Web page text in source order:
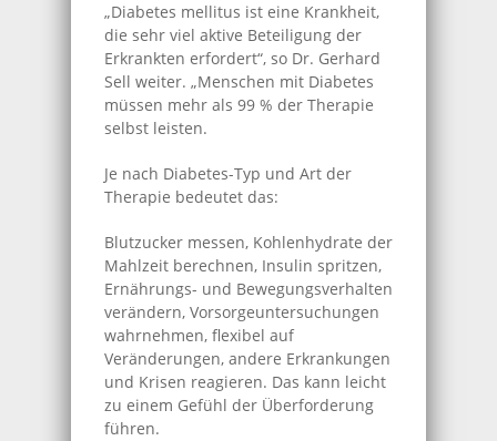
„Diabetes mellitus ist eine Krankheit,
die sehr viel aktive Beteiligung der
Erkrankten erfordert“, so Dr. Gerhard
Sell weiter. „Menschen mit Diabetes
müssen mehr als 99 % der Therapie
selbst leisten.
Je nach Diabetes-Typ und Art der
Therapie bedeutet das:
Blutzucker messen, Kohlenhydrate der
Mahlzeit berechnen, Insulin spritzen,
Ernährungs- und Bewegungsverhalten
verändern, Vorsorge­untersuchungen
wahrnehmen, flexibel auf
Veränderungen, andere Erkrankungen
und Krisen reagieren. Das kann leicht
zu einem Gefühl der Überforderung
führen.